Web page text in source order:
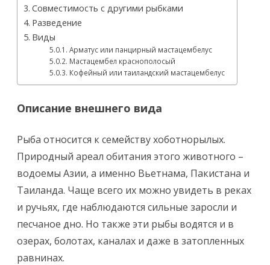
Совместимость с другими рыбками
Разведение
Виды
Арматус или панцирный мастацембелус
Мастацембел краснополосый
Кофейный или таиландский мастацембелус
Описание внешнего вида
Рыба относится к семейству хоботнорылых.
Природный ареал обитания этого животного –
водоемы Азии, а именно Вьетнама, Пакистана и
Таиланда. Чаще всего их можно увидеть в реках
и ручьях, где наблюдаются сильные заросли и
песчаное дно. Но также эти рыбы водятся и в
озерах, болотах, каналах и даже в затопленных
равнинах.